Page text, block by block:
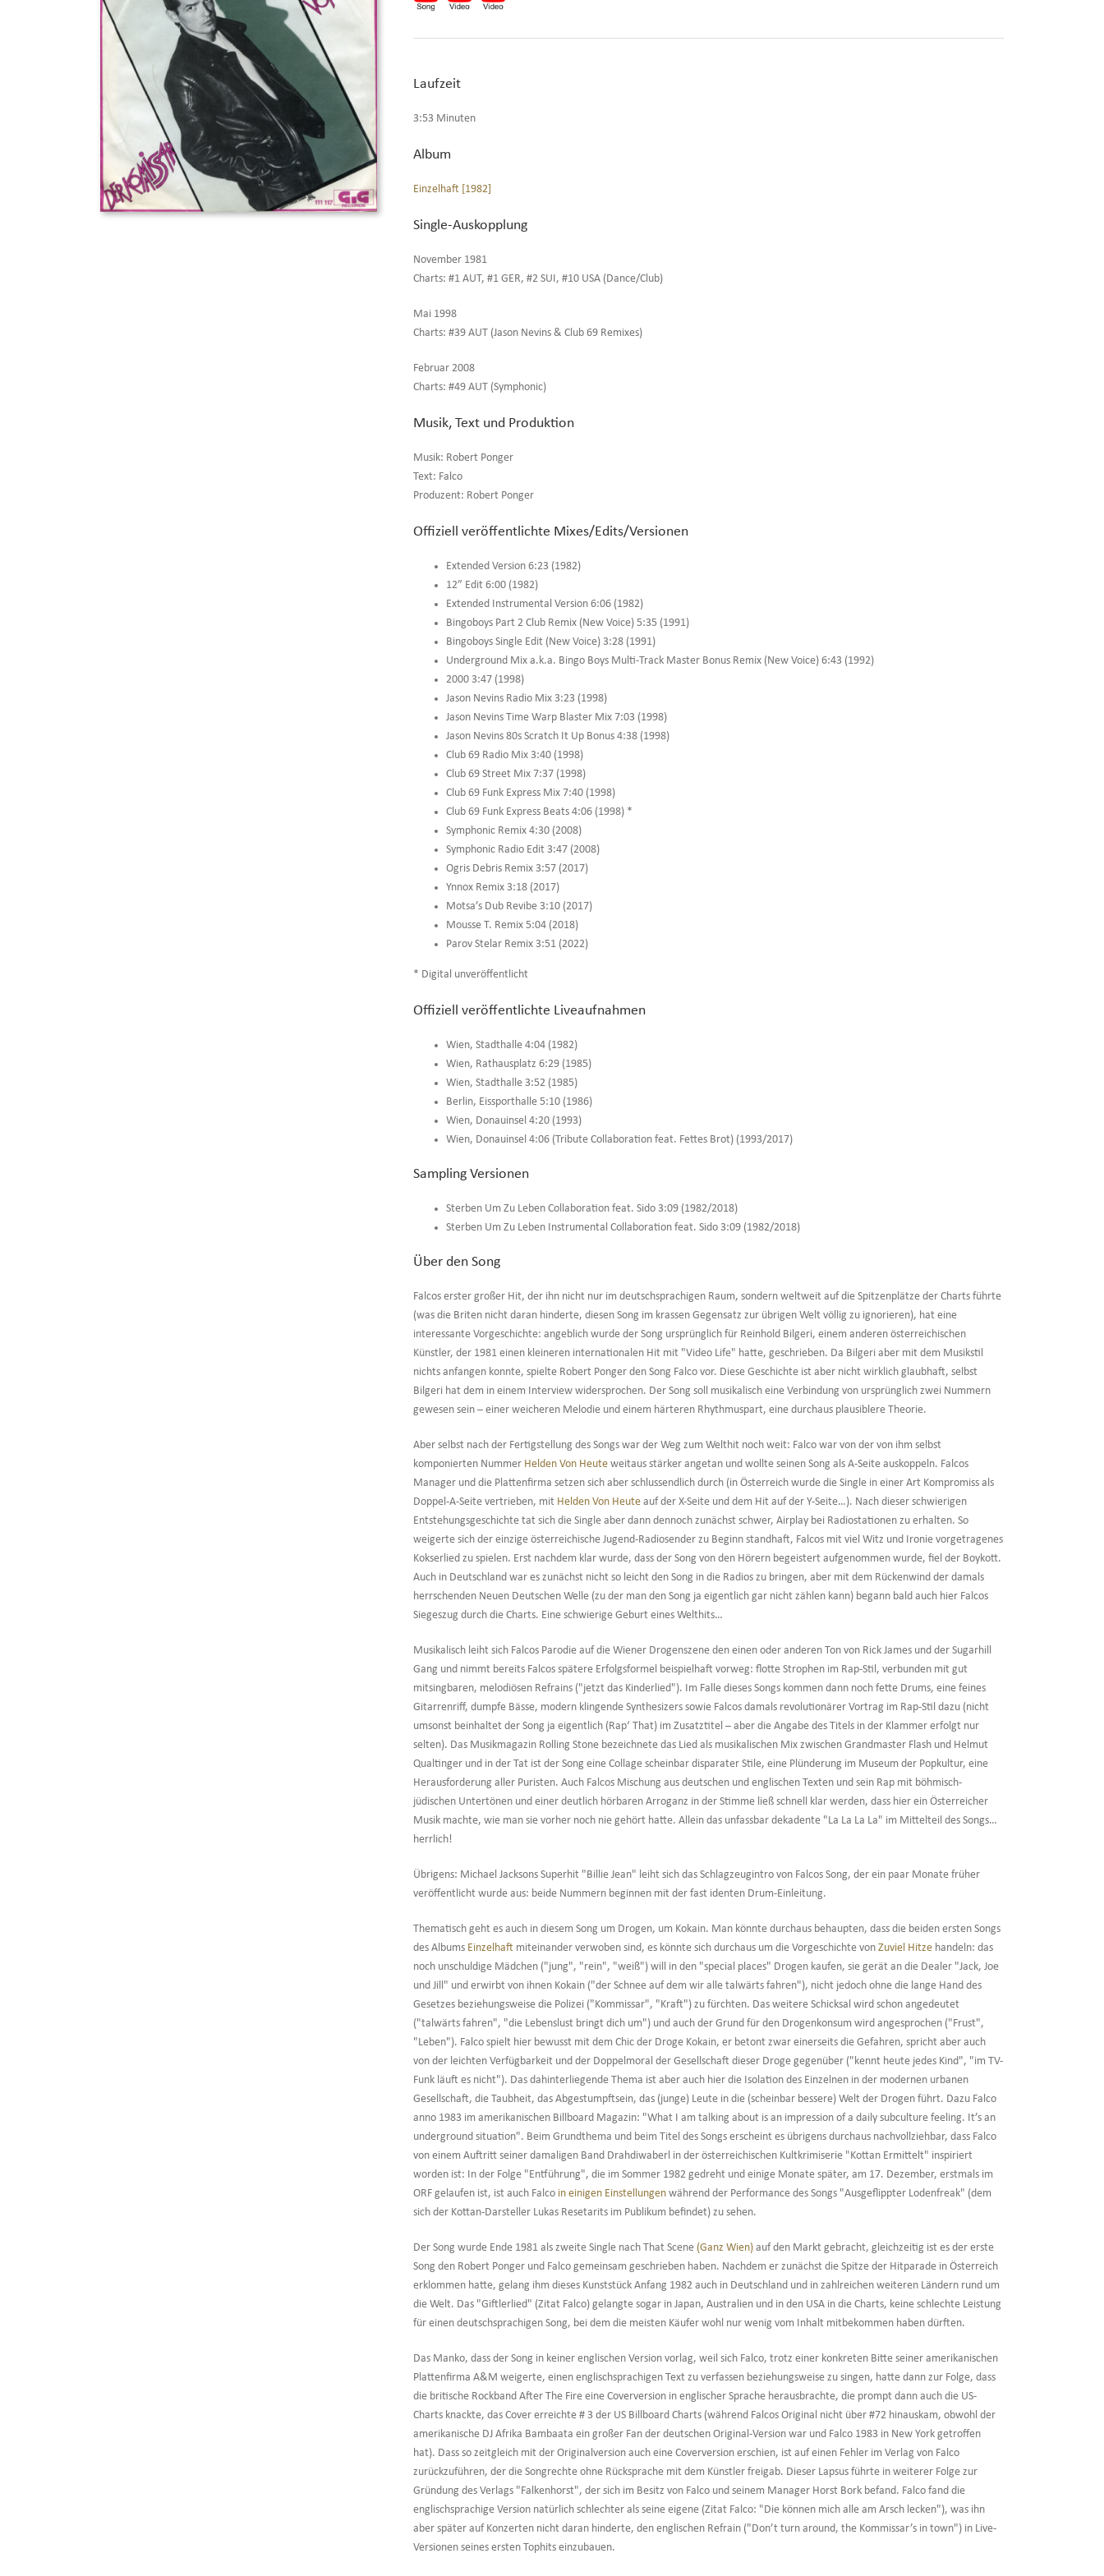
Laufzeit
3:53 Minuten
Album
Einzelhaft [1982]
Single-Auskopplung
November 1981
Charts: #1 AUT, #1 GER, #2 SUI, #10 USA (Dance/Club)
Mai 1998
Charts: #39 AUT (Jason Nevins & Club 69 Remixes)
Februar 2008
Charts: #49 AUT (Symphonic)
Musik, Text und Produktion
Musik: Robert Ponger
Text: Falco
Produzent: Robert Ponger
Offiziell veröffentlichte Mixes/Edits/Versionen
Extended Version 6:23 (1982)
12” Edit 6:00 (1982)
Extended Instrumental Version 6:06 (1982)
Bingoboys Part 2 Club Remix (New Voice) 5:35 (1991)
Bingoboys Single Edit (New Voice) 3:28 (1991)
Underground Mix a.k.a. Bingo Boys Multi-Track Master Bonus Remix (New Voice) 6:43 (1992)
2000 3:47 (1998)
Jason Nevins Radio Mix 3:23 (1998)
Jason Nevins Time Warp Blaster Mix 7:03 (1998)
Jason Nevins 80s Scratch It Up Bonus 4:38 (1998)
Club 69 Radio Mix 3:40 (1998)
Club 69 Street Mix 7:37 (1998)
Club 69 Funk Express Mix 7:40 (1998)
Club 69 Funk Express Beats 4:06 (1998) *
Symphonic Remix 4:30 (2008)
Symphonic Radio Edit 3:47 (2008)
Ogris Debris Remix 3:57 (2017)
Ynnox Remix 3:18 (2017)
Motsa’s Dub Revibe 3:10 (2017)
Mousse T. Remix 5:04 (2018)
Parov Stelar Remix 3:51 (2022)
* Digital unveröffentlicht
Offiziell veröffentlichte Liveaufnahmen
Wien, Stadthalle 4:04 (1982)
Wien, Rathausplatz 6:29 (1985)
Wien, Stadthalle 3:52 (1985)
Berlin, Eissporthalle 5:10 (1986)
Wien, Donauinsel 4:20 (1993)
Wien, Donauinsel 4:06 (Tribute Collaboration feat. Fettes Brot) (1993/2017)
Sampling Versionen
Sterben Um Zu Leben Collaboration feat. Sido 3:09 (1982/2018)
Sterben Um Zu Leben Instrumental Collaboration feat. Sido 3:09 (1982/2018)
Über den Song
Falcos erster großer Hit, der ihn nicht nur im deutschsprachigen Raum, sondern weltweit auf die Spitzenplätze der Charts führte
(was die Briten nicht daran hinderte, diesen Song im krassen Gegensatz zur übrigen Welt völlig zu ignorieren), hat eine
interessante Vorgeschichte: angeblich wurde der Song ursprünglich für Reinhold Bilgeri, einem anderen österreichischen
Künstler, der 1981 einen kleineren internationalen Hit mit "Video Life" hatte, geschrieben. Da Bilgeri aber mit dem Musikstil
nichts anfangen konnte, spielte Robert Ponger den Song Falco vor. Diese Geschichte ist aber nicht wirklich glaubhaft, selbst
Bilgeri hat dem in einem Interview widersprochen. Der Song soll musikalisch eine Verbindung von ursprünglich zwei Nummern
gewesen sein – einer weicheren Melodie und einem härteren Rhythmuspart, eine durchaus plausiblere Theorie.
Aber selbst nach der Fertigstellung des Songs war der Weg zum Welthit noch weit: Falco war von der von ihm selbst
komponierten Nummer Helden Von Heute weitaus stärker angetan und wollte seinen Song als A-Seite auskoppeln. Falcos
Manager und die Plattenfirma setzen sich aber schlussendlich durch (in Österreich wurde die Single in einer Art Kompromiss als
Doppel-A-Seite vertrieben, mit Helden Von Heute auf der X-Seite und dem Hit auf der Y-Seite…). Nach dieser schwierigen
Entstehungsgeschichte tat sich die Single aber dann dennoch zunächst schwer, Airplay bei Radiostationen zu erhalten. So
weigerte sich der einzige österreichische Jugend-Radiosender zu Beginn standhaft, Falcos mit viel Witz und Ironie vorgetragenes
Kokserlied zu spielen. Erst nachdem klar wurde, dass der Song von den Hörern begeistert aufgenommen wurde, fiel der Boykott.
Auch in Deutschland war es zunächst nicht so leicht den Song in die Radios zu bringen, aber mit dem Rückenwind der damals
herrschenden Neuen Deutschen Welle (zu der man den Song ja eigentlich gar nicht zählen kann) begann bald auch hier Falcos
Siegeszug durch die Charts. Eine schwierige Geburt eines Welthits…
Musikalisch leiht sich Falcos Parodie auf die Wiener Drogenszene den einen oder anderen Ton von Rick James und der Sugarhill
Gang und nimmt bereits Falcos spätere Erfolgsformel beispielhaft vorweg: flotte Strophen im Rap-Stil, verbunden mit gut
mitsingbaren, melodiösen Refrains ("jetzt das Kinderlied"). Im Falle dieses Songs kommen dann noch fette Drums, eine feines
Gitarrenriff, dumpfe Bässe, modern klingende Synthesizers sowie Falcos damals revolutionärer Vortrag im Rap-Stil dazu (nicht
umsonst beinhaltet der Song ja eigentlich (Rap‘ That) im Zusatztitel – aber die Angabe des Titels in der Klammer erfolgt nur
selten). Das Musikmagazin Rolling Stone bezeichnete das Lied als musikalischen Mix zwischen Grandmaster Flash und Helmut
Qualtinger und in der Tat ist der Song eine Collage scheinbar disparater Stile, eine Plünderung im Museum der Popkultur, eine
Herausforderung aller Puristen. Auch Falcos Mischung aus deutschen und englischen Texten und sein Rap mit böhmisch-
jüdischen Untertönen und einer deutlich hörbaren Arroganz in der Stimme ließ schnell klar werden, dass hier ein Österreicher
Musik machte, wie man sie vorher noch nie gehört hatte. Allein das unfassbar dekadente "La La La La" im Mittelteil des Songs…
herrlich!
Übrigens: Michael Jacksons Superhit "Billie Jean" leiht sich das Schlagzeugintro von Falcos Song, der ein paar Monate früher
veröffentlicht wurde aus: beide Nummern beginnen mit der fast identen Drum-Einleitung.
Thematisch geht es auch in diesem Song um Drogen, um Kokain. Man könnte durchaus behaupten, dass die beiden ersten Songs
des Albums Einzelhaft miteinander verwoben sind, es könnte sich durchaus um die Vorgeschichte vonZuviel Hitze handeln: das
noch unschuldige Mädchen ("jung", "rein", "weiß") will in den "special places" Drogen kaufen, sie gerät an die Dealer "Jack, Joe
und Jill" und erwirbt von ihnen Kokain ("der Schnee auf dem wir alle talwärts fahren"), nicht jedoch ohne die lange Hand des
Gesetzes beziehungsweise die Polizei ("Kommissar", "Kraft") zu fürchten. Das weitere Schicksal wird schon angedeutet
("talwärts fahren", "die Lebenslust bringt dich um") und auch der Grund für den Drogenkonsum wird angesprochen ("Frust",
"Leben"). Falco spielt hier bewusst mit dem Chic der Droge Kokain, er betont zwar einerseits die Gefahren, spricht aber auch
von der leichten Verfügbarkeit und der Doppelmoral der Gesellschaft dieser Droge gegenüber ("kennt heute jedes Kind", "im TV-
Funk läuft es nicht"). Das dahinterliegende Thema ist aber auch hier die Isolation des Einzelnen in der modernen urbanen
Gesellschaft, die Taubheit, das Abgestumpftsein, das (junge) Leute in die (scheinbar bessere) Welt der Drogen führt. Dazu Falco
anno 1983 im amerikanischen Billboard Magazin: "What I am talking about is an impression of a daily subculture feeling. It’s an
underground situation". Beim Grundthema und beim Titel des Songs erscheint es übrigens durchaus nachvollziehbar, dass Falco
von einem Auftritt seiner damaligen Band Drahdiwaberl in der österreichischen Kultkrimiserie "Kottan Ermittelt" inspiriert
worden ist: In der Folge "Entführung", die im Sommer 1982 gedreht und einige Monate später, am 17. Dezember, erstmals im
ORF gelaufen ist, ist auch Falco in einigen Einstellungen während der Performance des Songs "Ausgeflippter Lodenfreak" (dem
sich der Kottan-Darsteller Lukas Resetarits im Publikum befindet) zu sehen.
Der Song wurde Ende 1981 als zweite Single nach That Scene (Ganz Wien) auf den Markt gebracht, gleichzeitig ist es der erste
Song den Robert Ponger und Falco gemeinsam geschrieben haben. Nachdem er zunächst die Spitze der Hitparade in Österreich
erklommen hatte, gelang ihm dieses Kunststück Anfang 1982 auch in Deutschland und in zahlreichen weiteren Ländern rund um
die Welt. Das "Giftlerlied" (Zitat Falco) gelangte sogar in Japan, Australien und in den USA in die Charts, keine schlechte Leistung
für einen deutschsprachigen Song, bei dem die meisten Käufer wohl nur wenig vom Inhalt mitbekommen haben dürften.
Das Manko, dass der Song in keiner englischen Version vorlag, weil sich Falco, trotz einer konkreten Bitte seiner amerikanischen
Plattenfirma A&M weigerte, einen englischsprachigen Text zu verfassen beziehungsweise zu singen, hatte dann zur Folge, dass
die britische Rockband After The Fire eine Coverversion in englischer Sprache herausbrachte, die prompt dann auch die US-
Charts knackte, das Cover erreichte # 3 der US Billboard Charts (während Falcos Original nicht über #72 hinauskam, obwohl der
amerikanische DJ Afrika Bambaata ein großer Fan der deutschen Original-Version war und Falco 1983 in New York getroffen
hat). Dass so zeitgleich mit der Originalversion auch eine Coverversion erschien, ist auf einen Fehler im Verlag von Falco
zurückzuführen, der die Songrechte ohne Rücksprache mit dem Künstler freigab. Dieser Lapsus führte in weiterer Folge zur
Gründung des Verlags "Falkenhorst", der sich im Besitz von Falco und seinem Manager Horst Bork befand. Falco fand die
englischsprachige Version natürlich schlechter als seine eigene (Zitat Falco: "Die können mich alle am Arsch lecken"), was ihn
aber später auf Konzerten nicht daran hinderte, den englischen Refrain ("Don’t turn around, the Kommissar’s in town") in Live-
Versionen seines ersten Tophits einzubauen.